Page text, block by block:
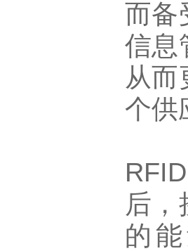
而备
信息
从
个供
RFID
后
的